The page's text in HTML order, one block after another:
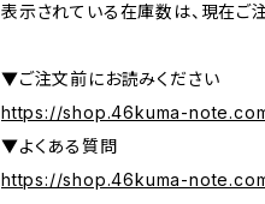
表示されている在庫数は、現在ご
▼ご注文前にお読みください
https://shop.46kuma-
▼よくある質問
https://shop.46kuma-